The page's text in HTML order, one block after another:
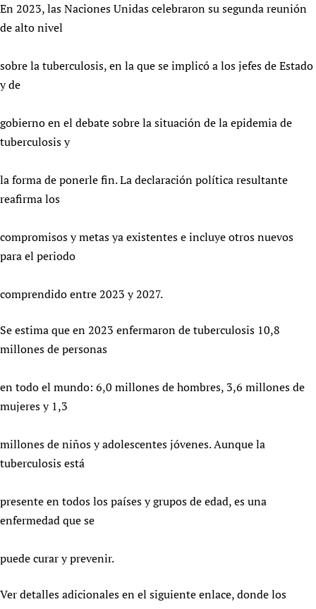
En 2023, las Naciones Unidas celebraron su segunda reunión
de alto nivel
sobre la tuberculosis, en la que se implicó a los jefes de Estado
y de
gobierno en el debate sobre la situación de la epidemia de
tuberculosis y
la forma de ponerle fin. La declaración política resultante
reafirma los
compromisos y metas ya existentes e incluye otros nuevos
para el periodo
comprendido entre 2023 y 2027.
Se estima que en 2023 enfermaron de tuberculosis 10,8
millones de personas
en todo el mundo: 6,0 millones de hombres, 3,6 millones de
mujeres y 1,3
millones de niños y adolescentes jóvenes. Aunque la
tuberculosis está
presente en todos los países y grupos de edad, es una
enfermedad que se
puede curar y prevenir.
Ver detalles adicionales en el siguiente enlace, donde los